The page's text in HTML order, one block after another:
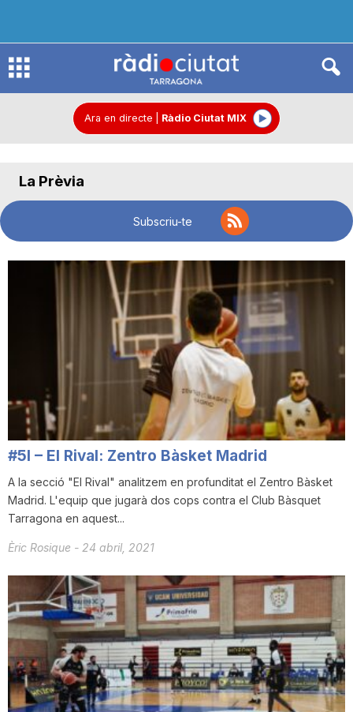
R
u
a
t
d
e
Ara en directe Ràdio Ciutat MIX
La Prèvia
Subscriu-te
#5I – El Rival: Zentro Bàsket Madrid
A la secció "El Rival" analitzem en profunditat el Zentro Bàsket
Madrid. L'equip que jugarà dos cops contra el Club Bàsquet
Tarragona en aquest...
Èric Rosique - 24 abril, 2021